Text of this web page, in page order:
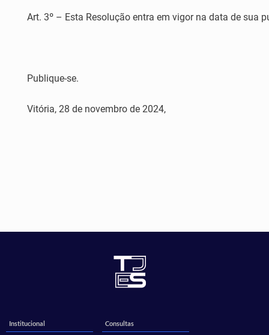
Art. 3º – Esta Resolução entra em vigor na data de sua
Publique-se.
Vitória, 28 de novembro de 2024,
Institucional Consultas